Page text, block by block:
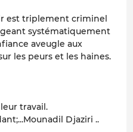
est triplement criminel
systématiquement
aveugle aux
les peurs et les haines.
travail.
Djaziri ..